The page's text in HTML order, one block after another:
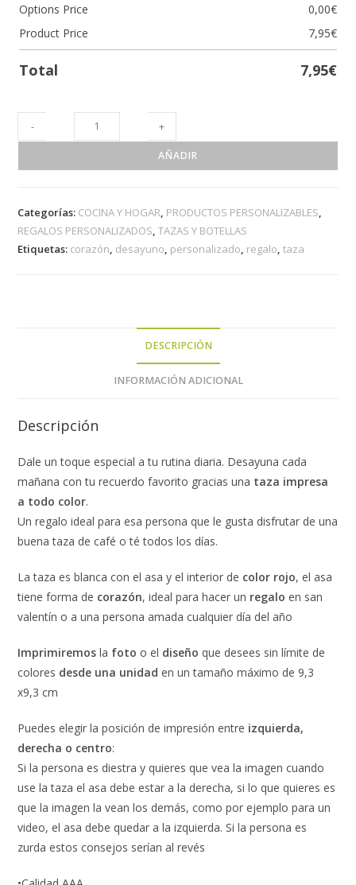
Options Price 0,00€
Product Price
7,95€
Total 7,95€
- +
AÑADIR
Categorías: COCINA Y HOGAR, PRODUCTOS PERSONALIZABLES,
REGALOS PERSONALIZADOS,TAZAS Y BOTELLAS
Etiquetas: corazón, desayuno, personalizado, regalo,taza
DESCRIPCIÓN
INFORMACIÓN ADICIONAL
Descripción
Dale un toque especial a tu rutina diaria. Desayuna cada
mañana con tu recuerdo favorito gracias una taza impresa
a todo color.
Un regalo ideal para esa persona que le gusta disfrutar de una
buena taza de café o té todos los días.
La taza es blanca con el asa y el interior de color rojo, el asa
tiene forma de corazón, ideal para hacer un regalo en san
valentín o a una persona amada cualquier día del año
Imprimiremos la foto o el diseño que desees sin límite de
colores desde una unidad en un tamaño máximo de 9,3
x9,3 cm
Puedes elegir la posición de impresión entre izquierda,
derecha o centro:
Si la persona es diestra y quieres que vea la imagen cuando
use la taza el asa debe estar a la derecha, si lo que quieres es
que la imagen la vean los demás, como por ejemplo para un
video, el asa debe quedar a la izquierda. Si la persona es
zurda estos consejos serían al revés